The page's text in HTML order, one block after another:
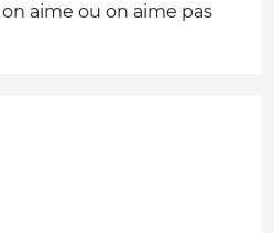
aime ou on aime pas